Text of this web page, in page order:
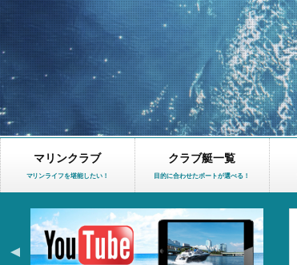
マリンクラブ
マリンライフを堪能したい！
クラブ艇一覧
目的に合わせたボートが選べる！